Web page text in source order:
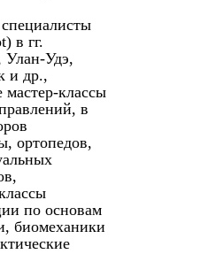
в гг.
Улан-Удэ,
и др.,
классы
в
ортопедов,
по основам
биомеханики